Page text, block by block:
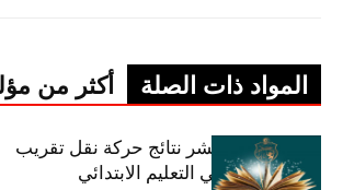
المواد ذات الصلة أكثر من
وزارة التربية تنشر نتائج حركة نقل تقريب
الأزواج لمدرّسي التعليم الابتدائي